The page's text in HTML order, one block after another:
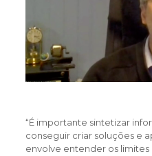
“É importante sintetizar
conseguir criar soluções e
envolve entender os